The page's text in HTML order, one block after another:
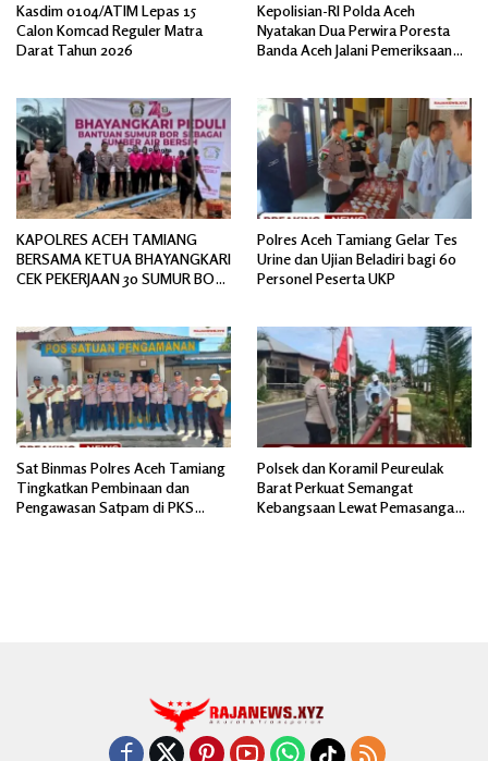
Kasdim 0104/ATIM Lepas 15
Calon Komcad Reguler Matra
Darat Tahun 2026
Kepolisian-RI Polda Aceh
Nyatakan Dua Perwira Poresta
Banda Aceh Jalani Pemeriksaan
KAPOLRES ACEH TAMIANG
BERSAMA KETUA BHAYANGKARI
CEK PEKERJAAN 30 SUMUR BOR
Polres Aceh Tamiang Gelar Tes
Urine dan Ujian Beladiri bagi 60
Personel Peserta UKP
Sat Binmas Polres Aceh Tamiang
Tingkatkan Pembinaan dan
Pengawasan Satpam di PKS
Polsek dan Koramil Peureulak
Barat Perkuat Semangat
Kebangsaan Lewat Pemasangan